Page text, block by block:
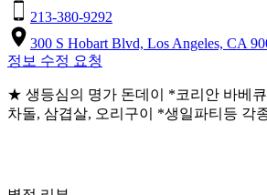
213-380-9292
300 S Hobart Blvd, Los Angeles, CA
정보 수정 요청
★ 생등심의 명가 돈데이 *코리안 바베
차돌, 삼겹살, 오리구이 *생일파티등 각